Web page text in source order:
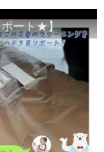
ポート★】